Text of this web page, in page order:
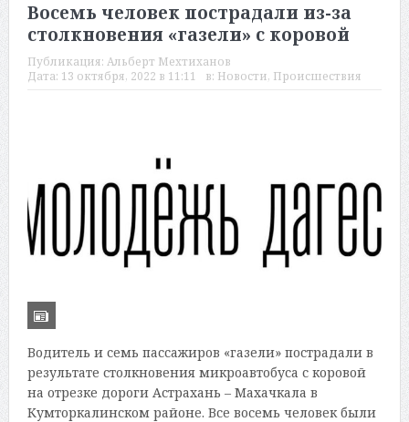
Восемь человек пострадали из-за
столкновения «газели» с коровой
Публикация: Альберт Мехтиханов
Дата: 13 октября, 2022 в 11:11 в: Новости, Происшествия
Водитель и семь пассажиров «газели» пострадали в
результате столкновения микроавтобуса с коровой
на отрезке дороги Астрахань – Махачкала в
Кумторкалинском районе. Все восемь человек были